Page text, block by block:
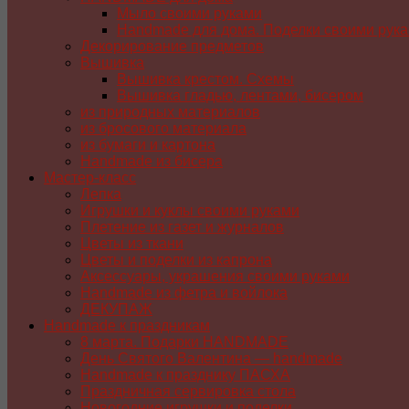
Мыло своими руками
Handmade для дома. Поделки своими
Декорирование предметов
Вышивка
Вышивка крестом. Схемы
Вышивка гладью, лентами, бисером
из природных материалов
из бросового материала
из бумаги и картона
Handmade из бисера
Мастер-класс
Лепка
Игрушки и куклы своими руками
Плетение из газет и журналов
Цветы из ткани
Цветы и поделки из капрона
Аксессуары, украшения своими руками
Handmade из фетра и войлока
ДЕКУПАЖ
Handmade к праздникам
8 марта. Подарки HANDMADE
День Святого Валентина — handmade
Handmade к празднику ПАСХA
Праздничная сервировка стола